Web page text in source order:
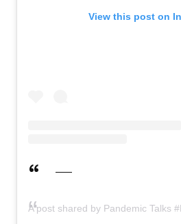
View this post on
A post shared by Pandemic Talks